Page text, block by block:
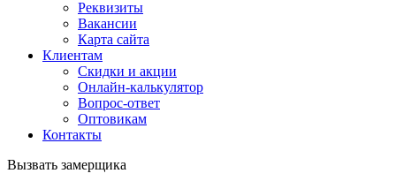
Реквизиты
Вакансии
Карта сайта
Клиентам
Скидки и акции
Онлайн-калькулятор
Вопрос-ответ
Оптовикам
Контакты
Вызвать замерщика